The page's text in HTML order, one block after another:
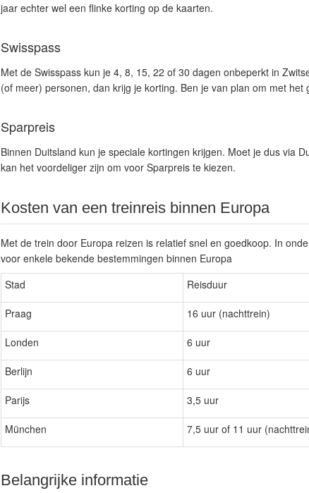
jaar echter wel een flinke korting op de kaarten.
Swisspass
Met de Swisspass kun je 4, 8, 15, 22 of 30 dagen onbeperkt in
(of meer) personen, dan krijg je korting. Ben je van plan om met
Sparpreis
Binnen Duitsland kun je speciale kortingen krijgen. Moet je dus via
kan het voordeliger zijn om voor Sparpreis te kiezen.
Kosten van een treinreis binnen Europa
Met de trein door Europa reizen is relatief snel en goedkoop. In
voor enkele bekende bestemmingen binnen Europa
Stad
Reisduur
Praag 16 uur (nachttrein)
Londen 6 uur
Berlijn 6 uur
Parijs 3,5 uur
München 7,5 uur of 11 uur
Belangrijke informatie